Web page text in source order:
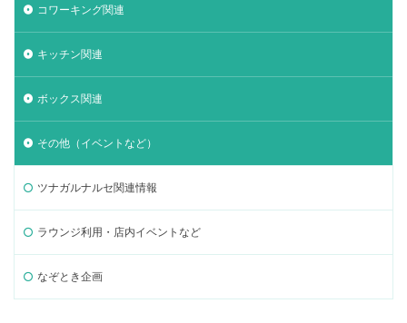
コワーキング関連
キッチン関連
ボックス関連
その他（イベントなど）
ツナガルナルセ関連情報
ラウンジ利用・店内イベントなど
なぞとき企画